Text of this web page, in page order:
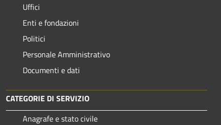
Uffici
Enti e fondazioni
Politici
Personale Amministrativo
Documenti e dati
CATEGORIE DI SERVIZIO
Anagrafe e stato civile